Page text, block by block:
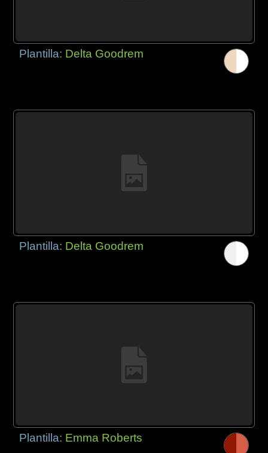
Plantilla: Delta Goodrem
Plantilla: Delta Goodrem
Plantilla: Emma Roberts